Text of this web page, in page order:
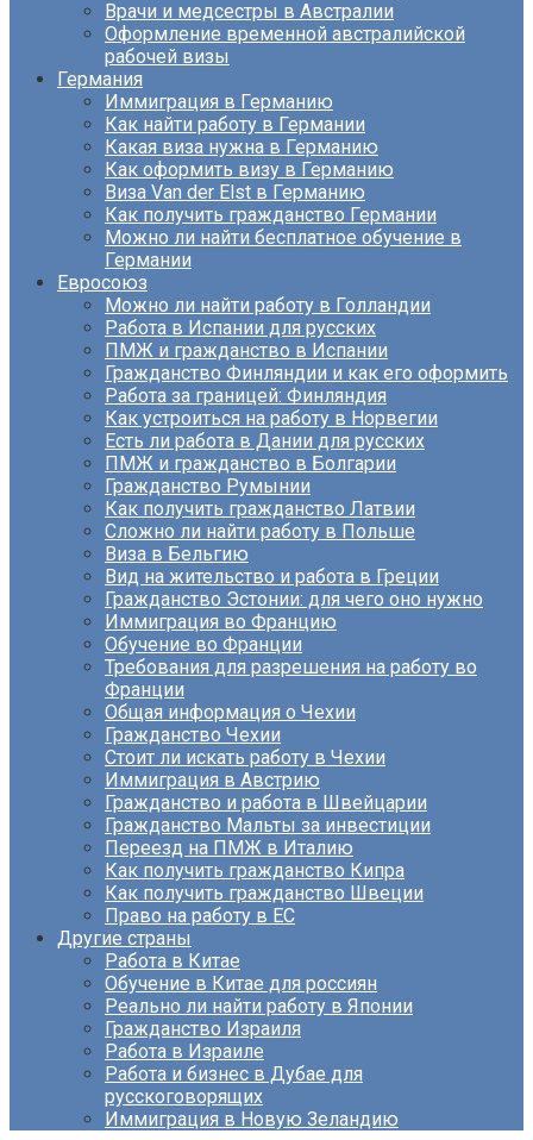
Врачи и медсестры в Австралии
Оформление временной австралийской
рабочей визы
Германия
Иммиграция в Германию
Как найти работу в Германии
Какая виза нужна в Германию
Как оформить визу в Германию
Виза Van der Elst в Германию
Как получить гражданство Германии
Можно ли найти бесплатное обучение в
Германии
Евросоюз
Можно ли найти работу в Голландии
Работа в Испании для русских
ПМЖ и гражданство в Испании
Гражданство Финляндии и как его оформить
Работа за границей: Финляндия
Как устроиться на работу в Норвегии
Есть ли работа в Дании для русских
ПМЖ и гражданство в Болгарии
Гражданство Румынии
Как получить гражданство Латвии
Сложно ли найти работу в Польше
Виза в Бельгию
Вид на жительство и работа в Греции
Гражданство Эстонии: для чего оно нужно
Иммиграция во Францию
Обучение во Франции
Требования для разрешения на работу во
Франции
Общая информация о Чехии
Гражданство Чехии
Стоит ли искать работу в Чехии
Иммиграция в Австрию
Гражданство и работа в Швейцарии
Гражданство Мальты за инвестиции
Переезд на ПМЖ в Италию
Как получить гражданство Кипра
Как получить гражданство Швеции
Право на работу в ЕС
Другие страны
Работа в Китае
Обучение в Китае для россиян
Реально ли найти работу в Японии
Гражданство Израиля
Работа в Израиле
Работа и бизнес в Дубае для
русскоговорящих
Иммиграция в Новую Зеландию